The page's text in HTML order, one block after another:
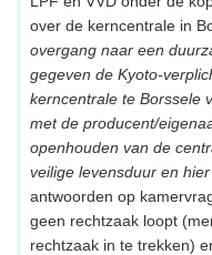
over de kerncentrale in
overgang naar een
gegeven de Kyoto-
kerncentrale te Borssele
met de producent/
openhouden van de
veilige levensduur en
antwoorden op
geen rechtzaak loopt
rechtzaak in te trekken)